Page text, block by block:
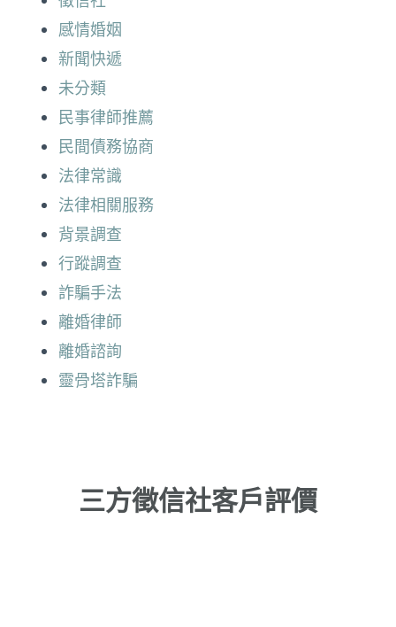
感情婚姻
新聞快遞
未分類
民事律師推薦
民間債務協商
法律常識
法律相關服務
背景調查
行蹤調查
詐騙手法
離婚律師
離婚諮詢
靈骨塔詐騙
三方徵信社客戶評價